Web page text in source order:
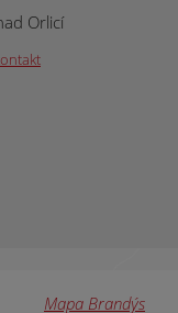
Orlicí